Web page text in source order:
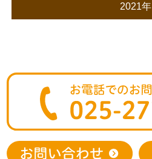
2021年